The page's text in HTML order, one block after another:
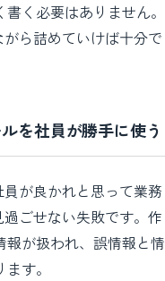
く必要はありません。
ら詰めていけば十分で
を社員が勝手に使う
が良かれと思って業務
ごせない失敗です。作
が扱われ、誤情報と情
す。